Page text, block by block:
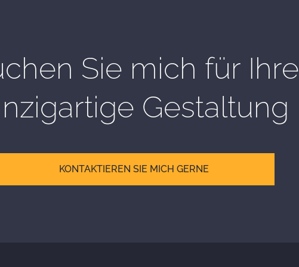
Sie mich für Ihre
Gestaltung
KONTAKTIEREN SIE MICH GERNE